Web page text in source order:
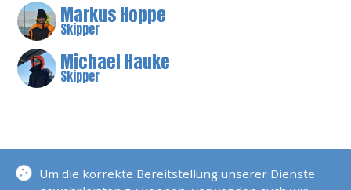
Markus Hoppe
Skipper
Michael Hauke
Skipper
BESCHREIBUNG
Um die korrekte Bereitstellung unserer Dienste